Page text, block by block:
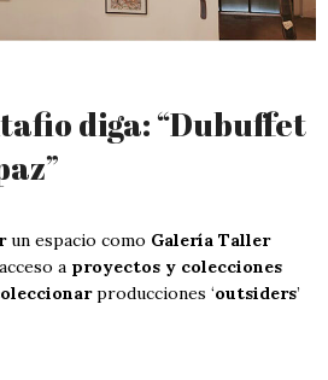
diga: “Dubuffet
un espacio como Galería Taller
a proyectos y colecciones
producciones ‘outsiders’